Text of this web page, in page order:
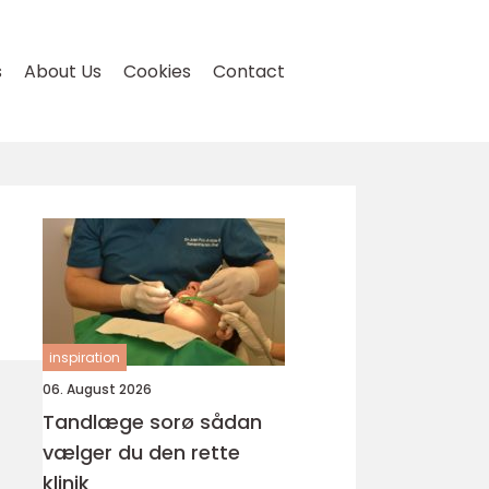
About Us Cookies Contact
inspiration
06. August 2026
Tandlæge sorø sådan
vælger du den rette
klinik